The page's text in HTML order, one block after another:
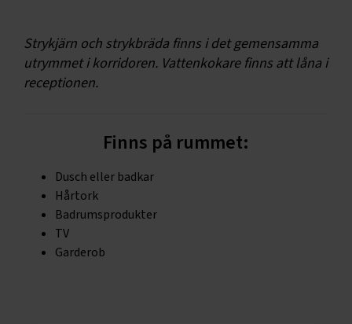
Strykjärn och strykbräda finns i det gemensamma
utrymmet i korridoren. Vattenkokare finns att låna i
receptionen.
Finns på rummet:
Dusch eller badkar
Hårtork
Badrumsprodukter
TV
Garderob